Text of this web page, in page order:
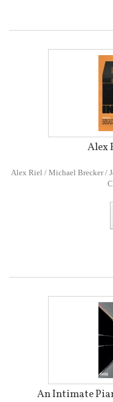
Alex
Alex Riel / Michael Brecker /
An Intimate